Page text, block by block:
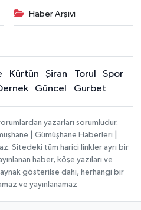
Haber Arşivi
Kürtün Şiran Torul
Spor
Güncel Gurbet
yazarları sorumludur.
| Gümüşhane Haberleri |
Sitedeki tüm harici linkler ayrı bir
haber, köşe yazıları ve
gösterilse dahi, herhangi bir
ve yayınlanamaz